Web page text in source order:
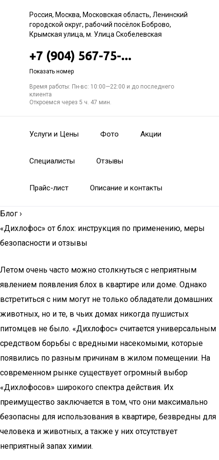
Россия, Москва, Московская область, Ленинский
городской округ, рабочий посёлок Боброво,
Крымская улица, м. Улица Скобелевская
+7 (904) 567-75-...
Показать номер
Время работы: Пн-вс: 10:00—22:00 и до последнего
клиента
Откроемся через 5 ч. 47 мин.
Услуги и Цены Фото Акции
Специалисты Отзывы
Прайс-лист Описание и контакты
Блог ›
«Дихлофос» от блох: инструкция по применению, меры
безопасности и отзывы
Летом очень часто можно столкнуться с неприятным
явлением появления блох в квартире или доме. Однако
встретиться с ним могут не только обладатели домашних
животных, но и те, в чьих домах никогда пушистых
питомцев не было. «Дихлофос» считается универсальным
средством борьбы с вредными насекомыми, которые
появились по разным причинам в жилом помещении. На
современном рынке существует огромный выбор
«Дихлофосов» широкого спектра действия. Их
преимущество заключается в том, что они максимально
безопасны для использования в квартире, безвредны для
человека и животных, а также у них отсутствует
неприятный запах химии.